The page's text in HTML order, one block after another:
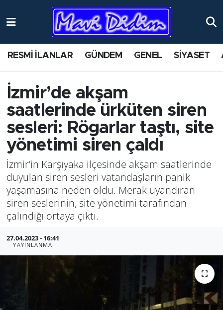
RESMİ İLANLAR GÜNDEM GENEL SİYASET
İzmir’de akşam
saatlerinde ürküten siren
sesleri: Rögarlar taştı, site
yönetimi siren çaldı
İzmir’in Karşıyaka ilçesinde akşam saatlerinde
duyulan siren sesleri vatandaşların panik
yaşamasına neden oldu. Merak uyandıran
siren seslerinin, site yönetimi tarafından
çalındığı ortaya çıktı.
27.04.2023 - 16:41
YAYINLANMA
ANTİK YERLER
AYDIN
BİLİM VE TEKNOLOJİ
ÇEVRE
EĞİTİM
EKONOMİ
GENEL
GÜNDEM
HABERDE İNSAN
Nöbetçi Eczaneler
Namaz Vakitleri
Trafik Durumu
Süper Lig Puan Durumu ve Fikstür
Tüm Manşetler
Son Dakika Haberleri
Haber Arşivi